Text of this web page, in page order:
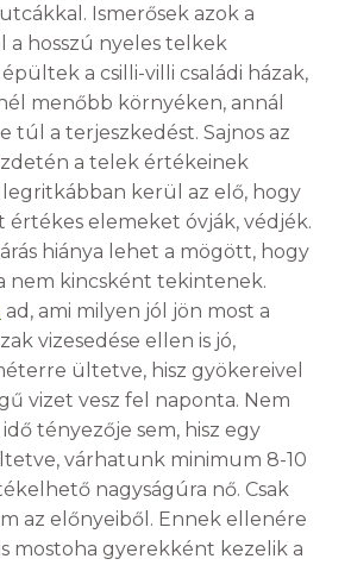
Ismerősek azok a
a hosszú nyeles telkek
a csilli-villi családi házak,
menőbb környéken, annál
túl a terjeszkedést. Sajnos az
a telek értékeinek
kerül az elő, hogy
értékes elemeket óvják, védjék.
hiánya lehet a mögött, hogy
nem kincsként tekintenek.
ad, ami milyen jól jön most a
vizesedése ellen is jó,
ültetve, hisz gyökereivel
vizet vesz fel naponta. Nem
tényezője sem, hisz egy
várhatunk minimum 8-10
nagyságúra nő. Csak
az előnyeiből. Ennek ellenére
mostoha gyerekként kezelik a